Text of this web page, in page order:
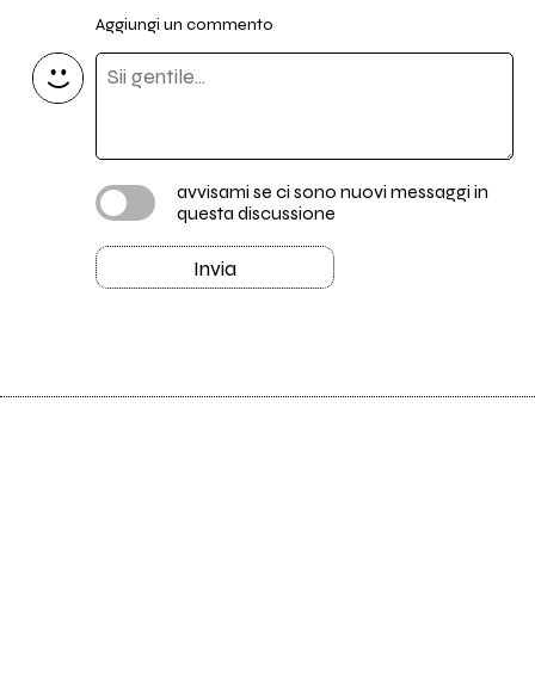
Aggiungi un commento
avvisami se ci sono nuovi messaggi in
questa discussione
Invia